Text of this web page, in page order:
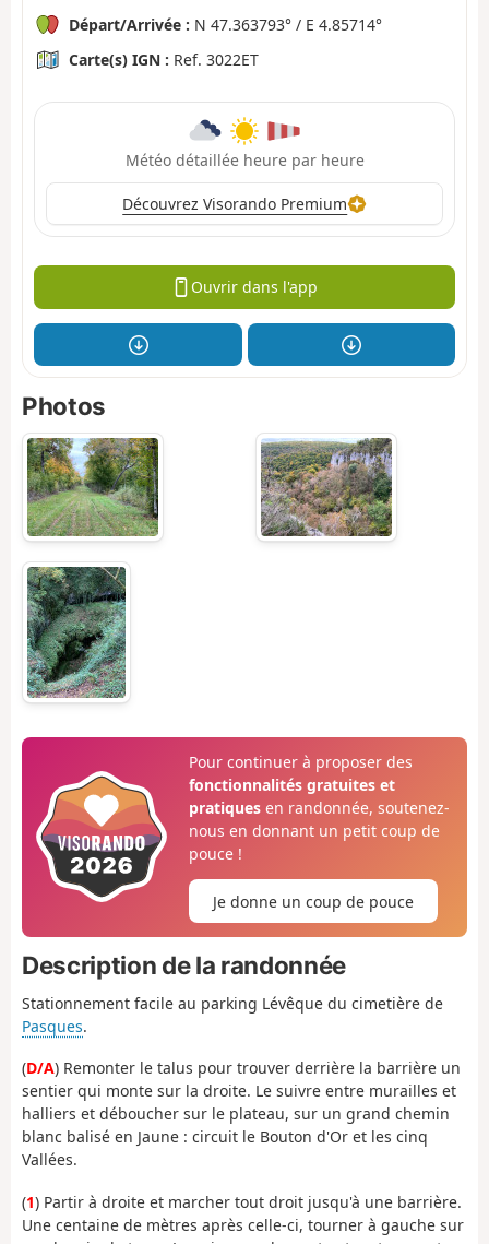
Départ/Arrivée : N 47.363793° / E 4.85714°
Carte(s) IGN : Ref. 3022ET
Météo détaillée heure par heure
Découvrez Visorando Premium
Ouvrir dans l'app
Photos
Pour continuer à proposer des
fonctionnalités gratuites et
pratiquesen randonnée, soutenez-
nous en donnant un petit coup de
pouce !
Je donne un coup de pouce
Description de la randonnée
Stationnement facile au parking Lévêque du cimetière de
Pasques.
(D/A) Remonter le talus pour trouver derrière la barrière un
sentier qui monte sur la droite. Le suivre entre murailles et
halliers et déboucher sur le plateau, sur un grand chemin
blanc balisé en Jaune : circuit le Bouton d'Or et les cinq
Vallées.
(1) Partir à droite et marcher tout droit jusqu'à une barrière.
Une centaine de mètres après celle-ci, tourner à gauche sur